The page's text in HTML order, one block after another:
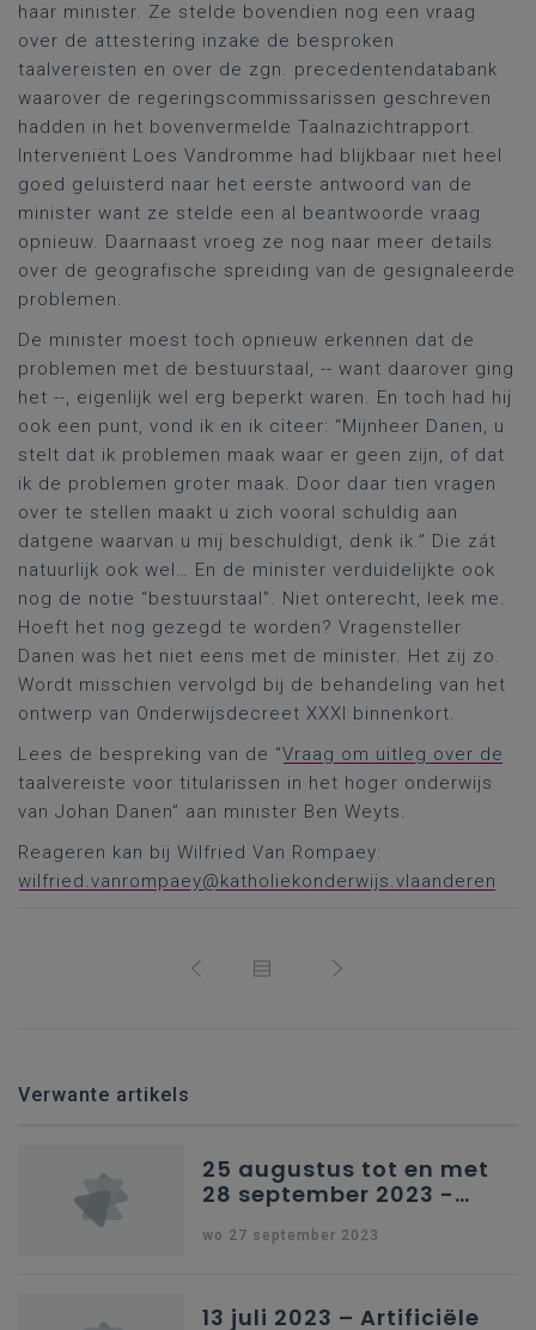
haar minister. Ze stelde bovendien nog een vraag
over de attestering inzake de besproken
taalvereisten en over de zgn. precedentendatabank
waarover de regeringscommissarissen geschreven
hadden in het bovenvermelde Taalnazichtrapport.
Interveniënt Loes Vandromme had blijkbaar niet heel
goed geluisterd naar het eerste antwoord van de
minister want ze stelde een al beantwoorde vraag
opnieuw. Daarnaast vroeg ze nog naar meer details
over de geografische spreiding van de gesignaleerde
problemen.
De minister moest toch opnieuw erkennen dat de
problemen met de bestuurstaal, -- want daarover ging
het --, eigenlijk wel erg beperkt waren. En toch had hij
ook een punt, vond ik en ik citeer: “Mijnheer Danen, u
stelt dat ik problemen maak waar er geen zijn, of dat
ik de problemen groter maak. Door daar tien vragen
over te stellen maakt u zich vooral schuldig aan
datgene waarvan u mij beschuldigt, denk ik.” Die zát
natuurlijk ook wel… En de minister verduidelijkte ook
nog de notie “bestuurstaal”. Niet onterecht, leek me.
Hoeft het nog gezegd te worden? Vragensteller
Danen was het niet eens met de minister. Het zij zo.
Wordt misschien vervolgd bij de behandeling van het
ontwerp van Onderwijsdecreet XXXI binnenkort.
Lees de bespreking van de “Vraag om uitleg over de
taalvereiste voor titularissen in het hoger onderwijs
van Johan Danen” aan minister Ben Weyts.
Reageren kan bij Wilfried Van Rompaey:
wilfried.vanrompaey@katholiekonderwijs.vlaanderen
Verwante artikels
25 augustus tot en met
28 september 2023 -
wo 27 september 2023
13 juli 2023 – Artificiële